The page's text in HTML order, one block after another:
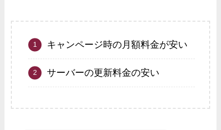
キャンページ時の月額料金が安い
サーバーの更新料金の安い